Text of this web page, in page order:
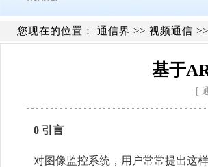
您现在的位置： 通信界 >> 视频通信
基于
[
0 引言
对图像监控系统，用户常常提出这